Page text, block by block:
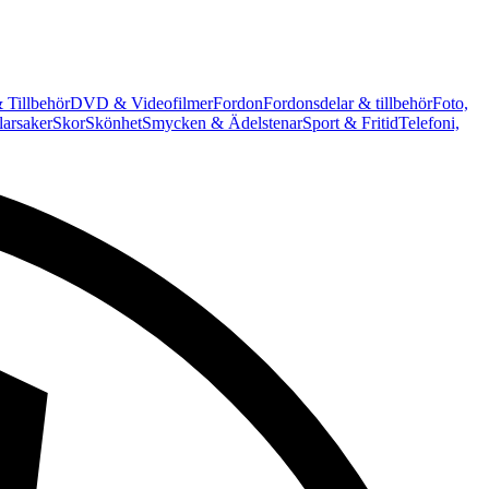
TillbehörDVD & VideofilmerFordonFordonsdelar & tillbehörFoto,
SkorSkönhetSmycken & ÄdelstenarSport & FritidTelefoni,